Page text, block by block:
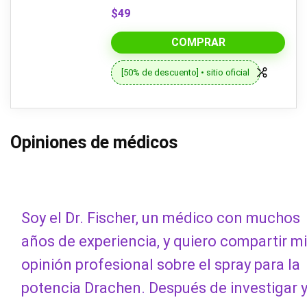
$49
COMPRAR
[50% de descuento] • sitio oficial
Opiniones de médicos
Soy el Dr. Fischer, un médico con muchos
años de experiencia, y quiero compartir mi
opinión profesional sobre el spray para la
potencia Drachen. Después de investigar y